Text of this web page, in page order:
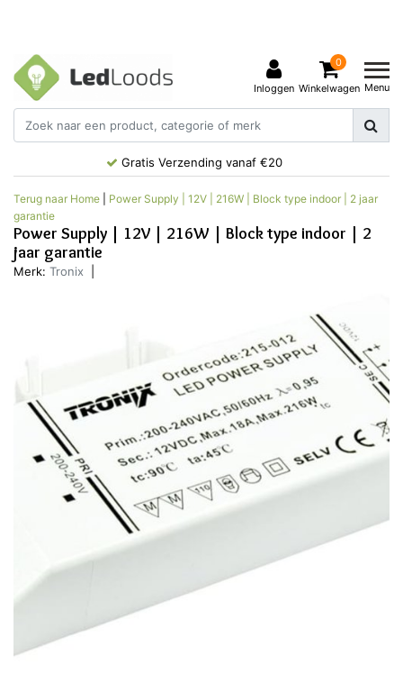
Inloggen
0
Winkelwagen Menu
Gratis Verzending vanaf €20
Terug naar Home
Power Supply | 12V | 216W | Block type indoor | 2 jaar
garantie
Power Supply | 12V | 216W | Block type indoor | 2
jaar garantie
Merk: Tronix